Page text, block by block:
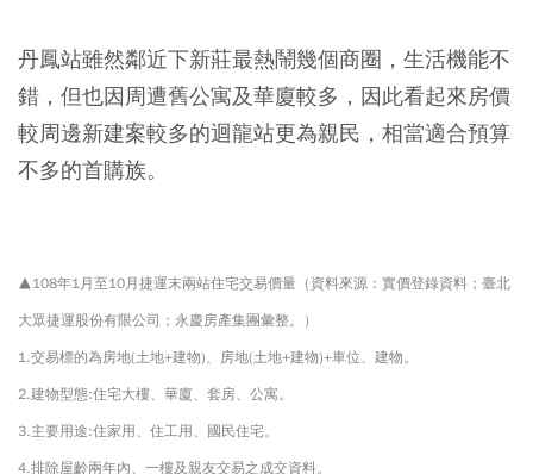
丹鳳站雖然鄰近下新莊最熱鬧幾個商圈，生活機能不
錯，但也因周遭舊公寓及華廈較多，因此看起來房價
較周邊新建案較多的迴龍站更為親民，相當適合預算
不多的首購族。
▲108年1月至10月捷運末兩站住宅交易價量（資料來源：實價登錄資料；臺北
大眾捷運股份有限公司；永慶房產集團彙整。）
1.交易標的為房地(土地+建物)、房地(土地+建物)+車位、建物。
2.建物型態:住宅大樓、華廈、套房、公寓。
3.主要用途:住家用、住工用、國民住宅。
4.排除屋齡兩年內、一樓及親友交易之成交資料。